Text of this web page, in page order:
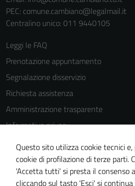
PEC: comune.cambiano@legalmail.it
Centralino unico: 011 9440105
Leggi le FAQ
Prenotazione appuntamento
Segnalazione disservizio
Richiesta assistenza
Amministrazione trasparente
Informativa privacy
Cookie Policy
Note legali
Dichiarazione di accessibilità
Questo sito utilizza cookie tecnici
cookie di profilazione di terze parti.
'Accetta tutti' si presta il consenso
cliccando sul tasto 'Esci' si